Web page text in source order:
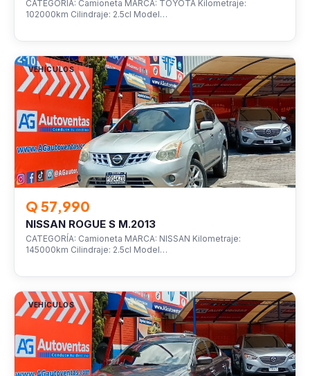
CATEGORÍA: Camioneta MARCA: TOYOTA Kilometraje:
102000km Cilindraje: 2.5cl Model…
VEHÍCULOS
Q 57,990
NISSAN ROGUE S M.2013
CATEGORÍA: Camioneta MARCA: NISSAN Kilometraje:
145000km Cilindraje: 2.5cl Model…
VEHÍCULOS